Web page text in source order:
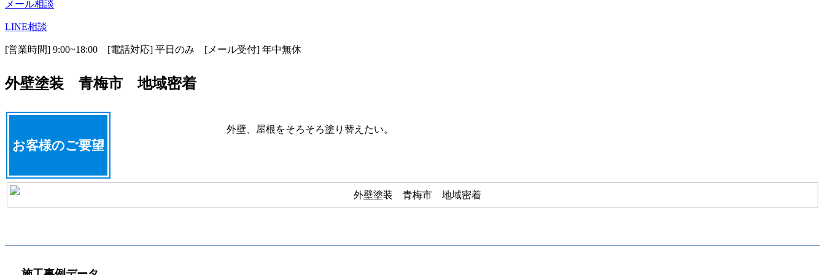
メール相談
LINE相談
[営業時間] 9:00~18:00 [電話対応] 平日のみ [メール受付] 年中無休
外壁塗装 青梅市 地域密着
お客様のご要望
外壁、屋根をそろそろ塗り替えたい。